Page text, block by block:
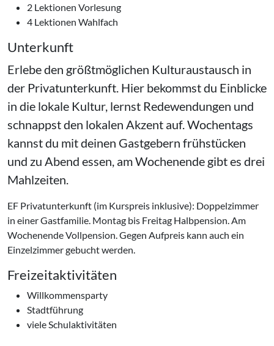
2 Lektionen Vorlesung
4 Lektionen Wahlfach
Unterkunft
Erlebe den größtmöglichen Kulturaustausch in
der Privatunterkunft. Hier bekommst du Einblicke
in die lokale Kultur, lernst Redewendungen und
schnappst den lokalen Akzent auf. Wochentags
kannst du mit deinen Gastgebern frühstücken
und zu Abend essen, am Wochenende gibt es drei
Mahlzeiten.
EF Privatunterkunft (im Kurspreis inklusive): Doppelzimmer
in einer Gastfamilie. Montag bis Freitag Halbpension. Am
Wochenende Vollpension. Gegen Aufpreis kann auch ein
Einzelzimmer gebucht werden.
Freizeitaktivitäten
Willkommensparty
Stadtführung
viele Schulaktivitäten